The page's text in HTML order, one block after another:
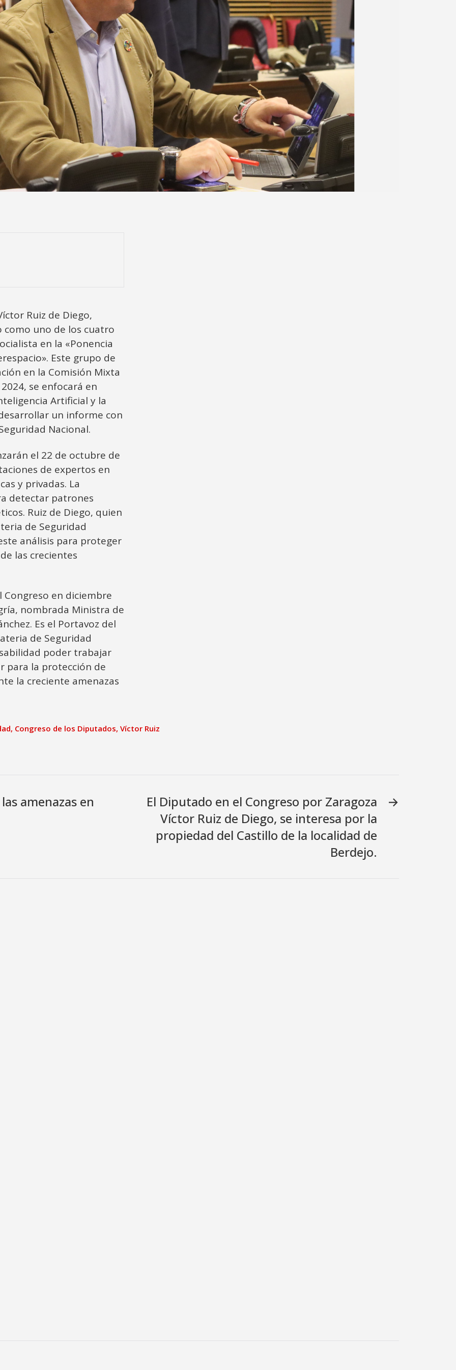
Ruiz de Diego,
como uno de los cuatro
en la «Ponencia
Este grupo de
en la Comisión Mixta
se enfocará en
Artificial y la
un informe con
Nacional.
el 22 de octubre de
de expertos en
y privadas. La
detectar patrones
Ruiz de Diego, quien
de Seguridad
análisis para proteger
las crecientes
Congreso en diciembre
nombrada Ministra de
Es el Portavoz del
de Seguridad
poder trabajar
para la protección de
la creciente amenazas
, Congreso de los Diputados, Víctor Ruiz
amenazas en →
El Diputado en el Congreso por Zaragoza
Víctor Ruiz de Diego, se interesa por la
propiedad del Castillo de la localidad de
Berdejo.